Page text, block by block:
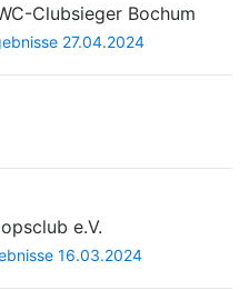
Clubsieger Bochum
27.04.2024
e.V.
16.03.2024